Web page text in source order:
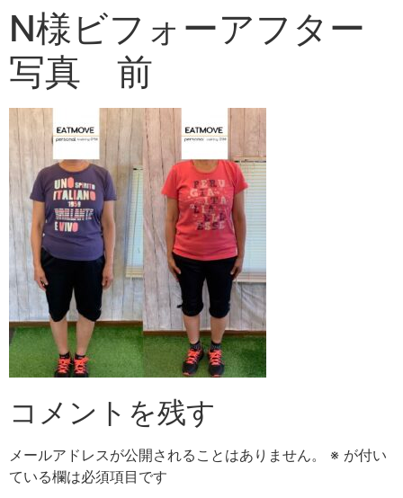
N様ビフォーアフター
写真 前
コメントを残す
メールアドレスが公開されることはありません。 ※ が付い
ている欄は必須項目です